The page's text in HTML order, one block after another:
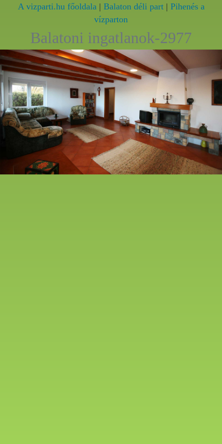
A vizparti.hu főoldala| Balaton déli part| Pihenés a
vízparton
Balatoni ingatlanok-2977